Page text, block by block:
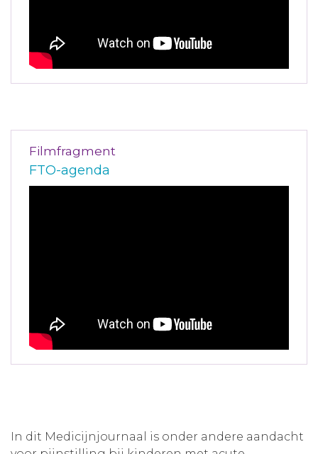
Filmfragment
FTO-agenda
In dit Medicijnjournaal is onder andere aandacht